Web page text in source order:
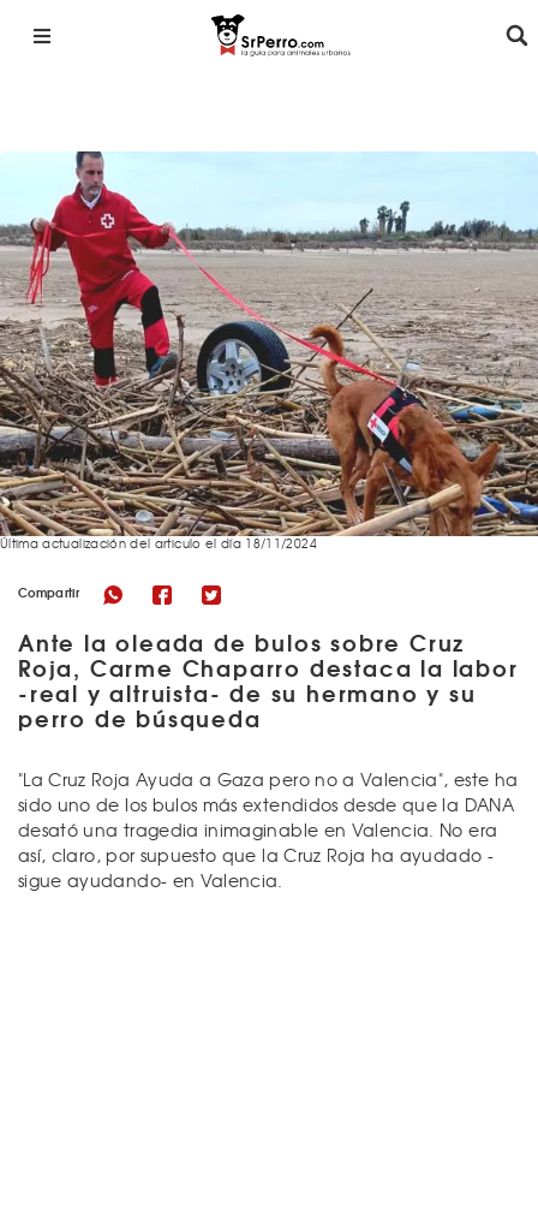
Compartir
Ante la oleada de bulos sobre Cruz
Roja, Carme Chaparro destaca la labor
-real y altruista- de su hermano y su
perro de búsqueda
Última actualización del articulo el día 18/11/2024
"La Cruz Roja Ayuda a Gaza pero no a Valencia", este ha
sido uno de los bulos más extendidos desde que la DANA
desató una tragedia inimaginable en Valencia. No era
así, claro, por supuesto que la Cruz Roja ha ayudado -
sigue ayudando- en Valencia.